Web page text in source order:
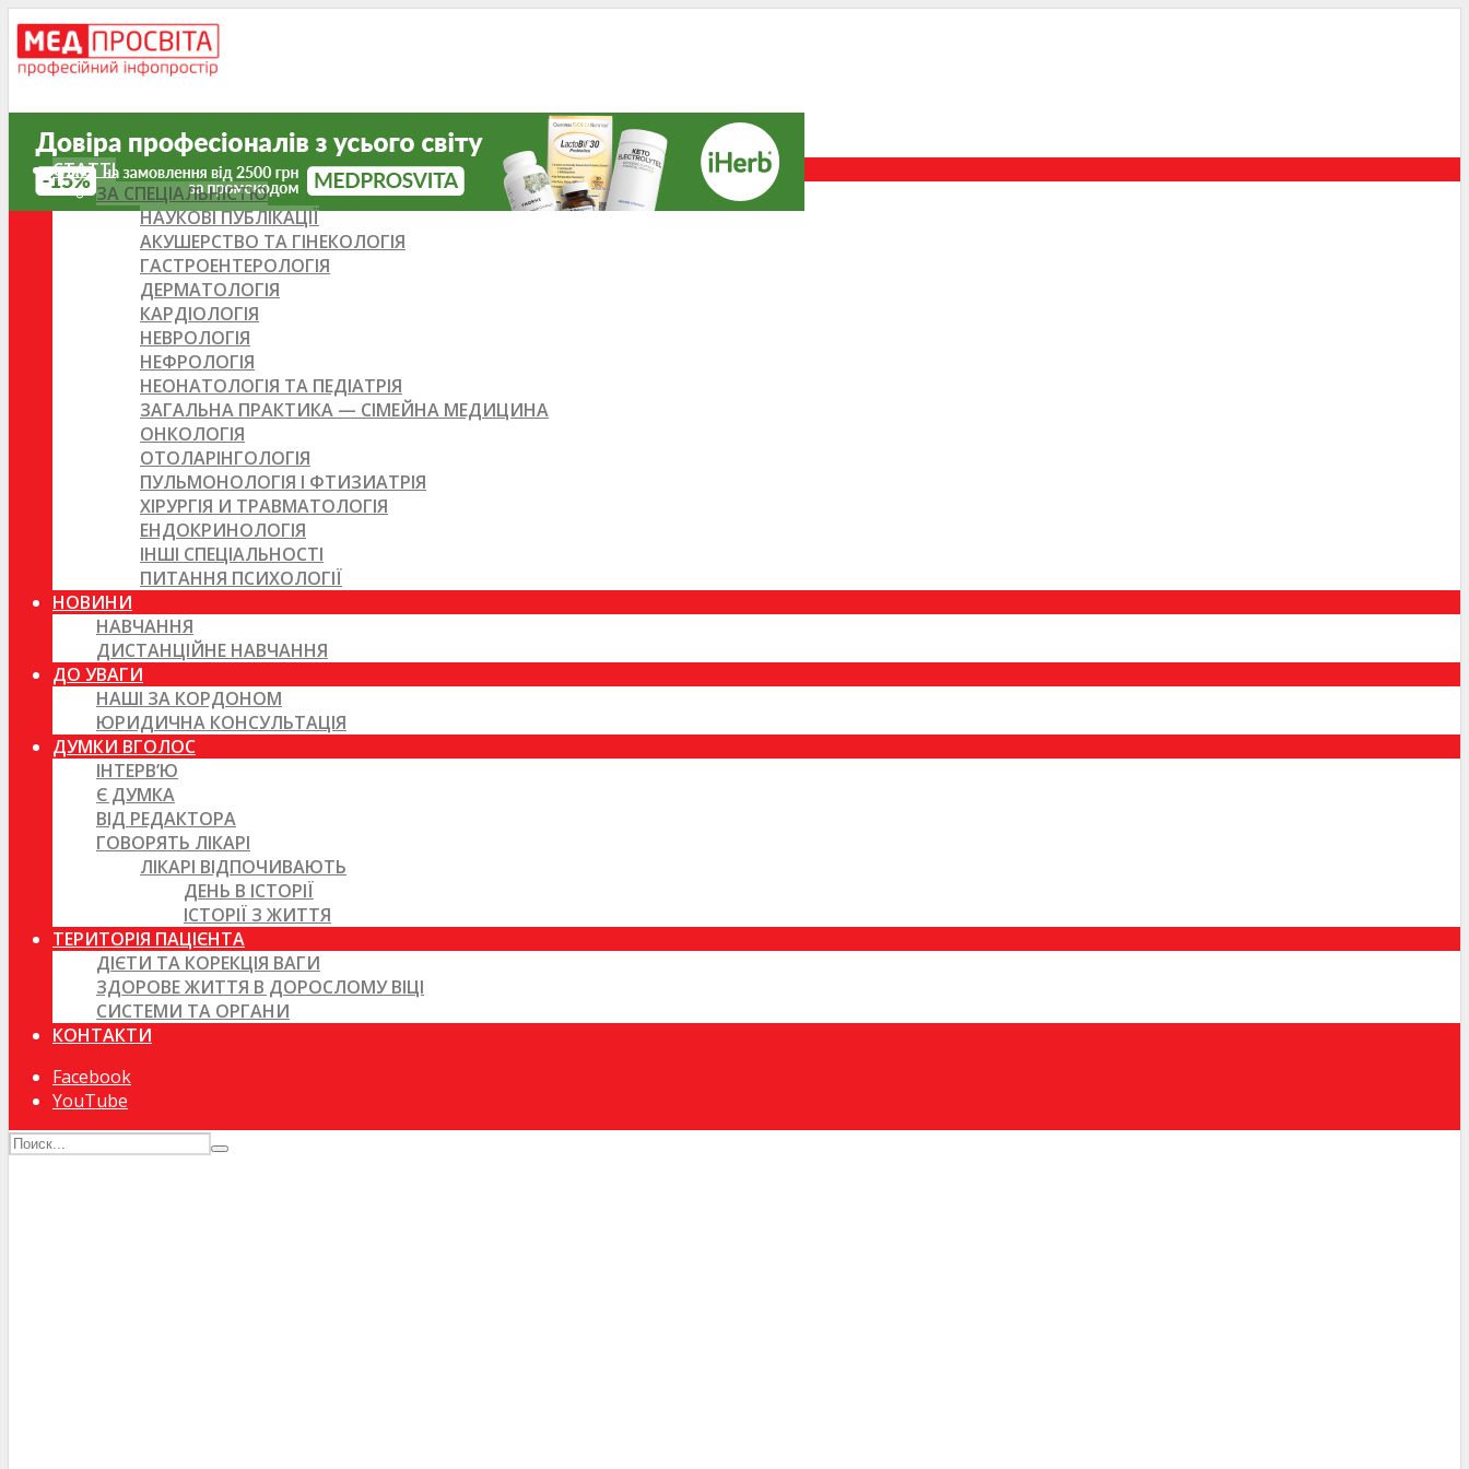
СТАТТІ
ЗА СПЕЦІАЛЬНІСТЮ
НАУКОВІ ПУБЛІКАЦІЇ
АКУШЕРСТВО ТА ГІНЕКОЛОГІЯ
ГАСТРОЕНТЕРОЛОГІЯ
ДЕРМАТОЛОГІЯ
КАРДІОЛОГІЯ
НЕВРОЛОГІЯ
НЕФРОЛОГІЯ
НЕОНАТОЛОГІЯ ТА ПЕДІАТРІЯ
ЗАГАЛЬНА ПРАКТИКА — СІМЕЙНА МЕДИЦИНА
ОНКОЛОГІЯ
ОТОЛАРІНГОЛОГІЯ
ПУЛЬМОНОЛОГІЯ І ФТИЗИАТРІЯ
ХІРУРГІЯ И ТРАВМАТОЛОГІЯ
ЕНДОКРИНОЛОГІЯ
ІНШІ СПЕЦІАЛЬНОСТІ
ПИТАННЯ ПСИХОЛОГІЇ
НОВИНИ
НАВЧАННЯ
ДИСТАНЦІЙНЕ НАВЧАННЯ
ДО УВАГИ
НАШІ ЗА КОРДОНОМ
ЮРИДИЧНА КОНСУЛЬТАЦІЯ
ДУМКИ ВГОЛОС
ІНТЕРВ’Ю
Є ДУМКА
ВІД РЕДАКТОРА
ГОВОРЯТЬ ЛІКАРІ
ЛІКАРІ ВІДПОЧИВАЮТЬ
ДЕНЬ В ІСТОРІЇ
ІСТОРІЇ З ЖИТТЯ
ТЕРИТОРІЯ ПАЦІЄНТА
ДІЄТИ ТА КОРЕКЦІЯ ВАГИ
ЗДОРОВЕ ЖИТТЯ В ДОРОСЛОМУ ВІЦІ
СИСТЕМИ ТА ОРГАНИ
КОНТАКТИ
Facebook
YouTube